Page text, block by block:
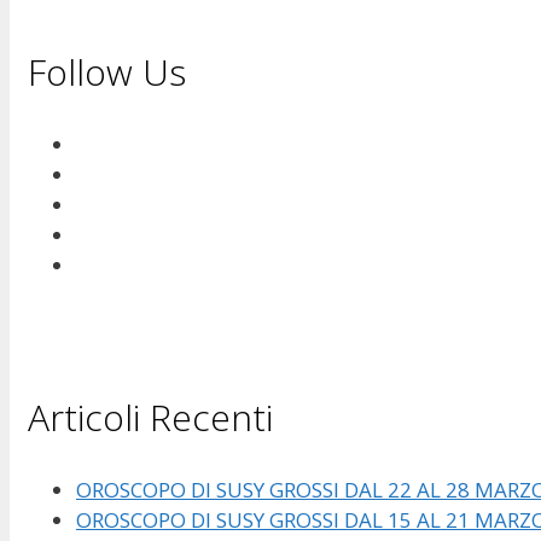
Follow Us
Articoli Recenti
OROSCOPO DI SUSY GROSSI DAL 22 AL 28
OROSCOPO DI SUSY GROSSI DAL 15 AL 21